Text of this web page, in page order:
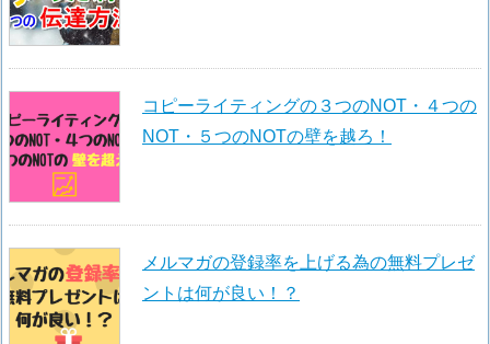
コピーライティングの３つのNOT・４つの
NOT・５つのNOTの壁を越ろ！
メルマガの登録率を上げる為の無料プレゼ
ントは何が良い！？